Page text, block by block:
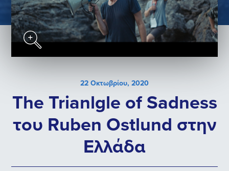
22 Οκτωβρίου, 2020
The Trianlgle of Sadness
του Ruben Ostlund στην
Ελλάδα